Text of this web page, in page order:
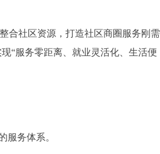
合社区资源，打造社区商圈服务刚需
“服务零距离、就业灵活化、生活便
服务体系。